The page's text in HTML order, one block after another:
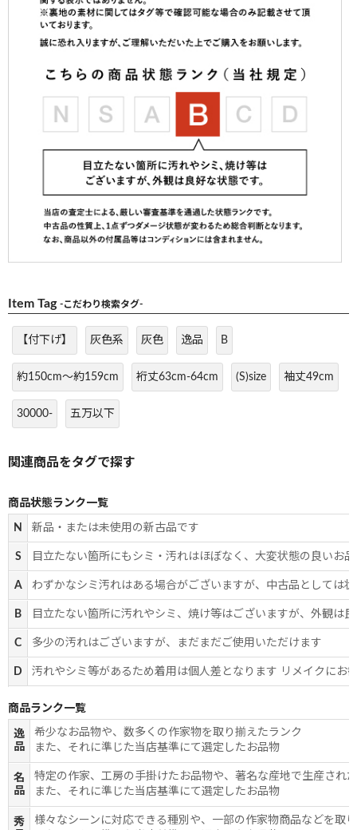
Item Tag -こだわり検索タグ-
【付下げ】 灰色系 灰色 逸品 B
約150cm～約159cm 裄丈63cm-64cm (S)size 袖丈49cm
30000- 五万以下
商品状態ランク一覧
N 新品・または未使用の新古品です
S 目立たない箇所にもシミ・汚れはほぼなく、大変状態の良いお
A わずかなシミ汚れはある場合がございますが、中古品としては
B 目立たない箇所に汚れやシミ、焼け等はございますが、外観は
C 多少の汚れはございますが、まだまだご使用いただけます
D 汚れやシミ等があるため着用は個人差となります リメイクにお
商品ランク一覧
逸
品
希少なお品物や、数多くの作家物を取り揃えたランク
また、それに準じた当店基準にて選定したお品物
名
品
特定の作家、工房の手掛けたお品物や、著名な産地で生産され
また、それに準じた当店基準にて選定したお品物
秀
様々なシーンに対応できる種別や、一部の作家物商品などを取